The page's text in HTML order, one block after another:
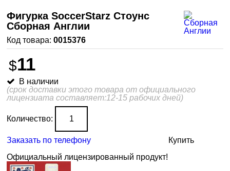
Фигурка SoccerStarz Стоунс
Сборная Англии
0015376
$11
В наличии
(срок доставки этого товара от официального
лицензиата составляет:12-15 рабочих дней)
Количество:
Заказать по телефону
Купить
Официальный лицензированный продукт!